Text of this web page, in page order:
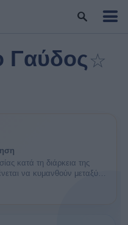
Γαύδος☆
κατά τη διάρκεια της
να κυμανθούν μεταξύ
στις ευπαθείς ομάδες